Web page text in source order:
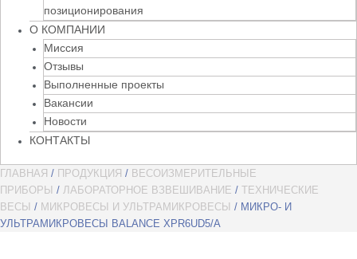
позиционирования
О КОМПАНИИ
Миссия
Отзывы
Выполненные проекты
Вакансии
Новости
КОНТАКТЫ
ГЛАВНАЯ / ПРОДУКЦИЯ / ВЕСОИЗМЕРИТЕЛЬНЫЕ
ПРИБОРЫ / ЛАБОРАТОРНОЕ ВЗВЕШИВАНИЕ / ТЕХНИЧЕСКИЕ
ВЕСЫ / МИКРОВЕСЫ И УЛЬТРАМИКРОВЕСЫ / МИКРО- И
УЛЬТРАМИКРОВЕСЫ BALANCE XPR6UD5/A